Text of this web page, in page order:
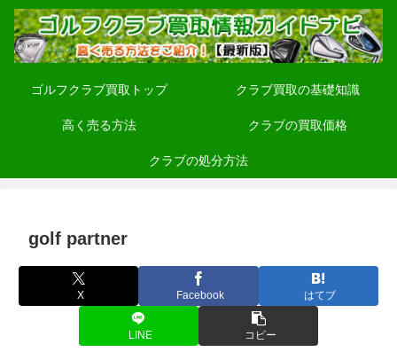
ゴルフクラブ買取トップ クラブ買取の基礎知識
高く売る方法 クラブの買取価格
クラブの処分方法
golf partner
X Facebook はてブ
LINE コピー